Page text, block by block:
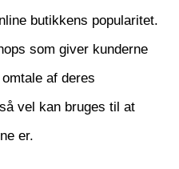
butikkens popularitet.
som giver kunderne
af deres
vel kan bruges til at
er.